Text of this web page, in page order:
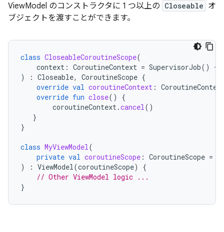
ViewModel のコンストラクタに 1 つ以上の Closeable オ
ブジェクトを渡すことができます。
class CloseableCoroutineScope(
context : CoroutineContext = SupervisorJob() +
)
: Closeable, CoroutineScope {
override val coroutineContext :
override fun close()
{
coroutineContext .cancel ()
}
}
class MyViewModel (
private val coroutineScope : CoroutineScope =
)
: ViewModel (coroutineScope)
{
// Other ViewModel logic ...
}